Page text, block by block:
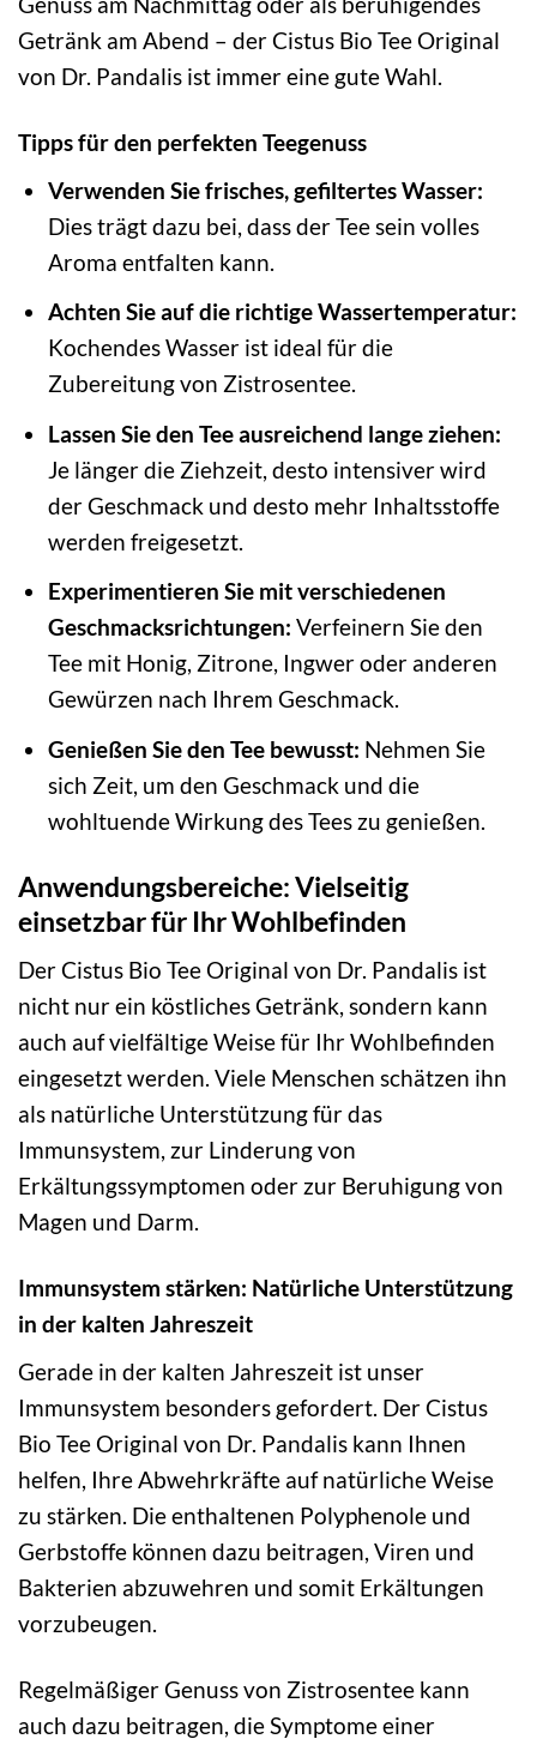
Getränk am Abend – der Cistus Bio Tee Original
von Dr. Pandalis ist immer eine gute Wahl.
Tipps für den perfekten Teegenuss
Verwenden Sie frisches, gefiltertes Wasser:
Dies trägt dazu bei, dass der Tee sein volles
Aroma entfalten kann.
Achten Sie auf die richtige Wassertemperatur:
Kochendes Wasser ist ideal für die
Zubereitung von Zistrosentee.
Lassen Sie den Tee ausreichend lange ziehen:
Je länger die Ziehzeit, desto intensiver wird
der Geschmack und desto mehr Inhaltsstoffe
werden freigesetzt.
Experimentieren Sie mit verschiedenen
Geschmacksrichtungen: Verfeinern Sie den
Tee mit Honig, Zitrone, Ingwer oder anderen
Gewürzen nach Ihrem Geschmack.
Genießen Sie den Tee bewusst: Nehmen Sie
sich Zeit, um den Geschmack und die
wohltuende Wirkung des Tees zu genießen.
Anwendungsbereiche: Vielseitig
einsetzbar für Ihr Wohlbefinden
Der Cistus Bio Tee Original von Dr. Pandalis ist
nicht nur ein köstliches Getränk, sondern kann
auch auf vielfältige Weise für Ihr Wohlbefinden
eingesetzt werden. Viele Menschen schätzen ihn
als natürliche Unterstützung für das
Immunsystem, zur Linderung von
Erkältungssymptomen oder zur Beruhigung von
Magen und Darm.
Immunsystem stärken: Natürliche Unterstützung
in der kalten Jahreszeit
Gerade in der kalten Jahreszeit ist unser
Immunsystem besonders gefordert. Der Cistus
Bio Tee Original von Dr. Pandalis kann Ihnen
helfen, Ihre Abwehrkräfte auf natürliche Weise
zu stärken. Die enthaltenen Polyphenole und
Gerbstoffe können dazu beitragen, Viren und
Bakterien abzuwehren und somit Erkältungen
vorzubeugen.
Regelmäßiger Genuss von Zistrosentee kann
auch dazu beitragen, die Symptome einer